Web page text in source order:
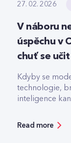
27. 02. 2026
V náboru
úspěchu v
chuť se učit
Kdyby se
technologie,
inteligence
Read more